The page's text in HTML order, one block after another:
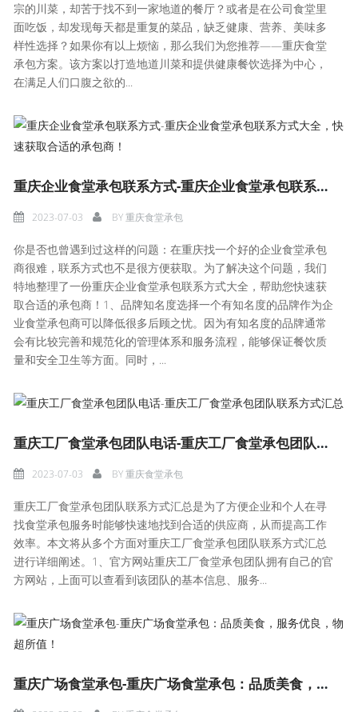
宗的川菜，却苦于找不到一家地道的餐厅？或者是在公司食堂里
面吃饭，却发现每天都是重复的菜品，缺乏健康、营养、美味多
样性选择？如果你有以上烦恼，那么我们为您推荐——重庆食堂
承包方案。该方案以打造地道川菜和提供健康餐饮选择为中心，
在满足人们口腹之欲的...
重庆企业食堂承包联系方式-重庆企业食堂承包联系方式大全，快速获取合适的承包商！
2023-07-03 BY重庆食堂承包
你是否也曾遇到过这样的问题：在重庆找一个好的企业食堂承包
商很难，联系方式也不是很方便获取。为了解决这个问题，我们
特地整理了一份重庆企业食堂承包联系方式大全，帮助您快速获
取合适的承包商！1、品牌知名度选择一个有知名度的品牌作为企
业食堂承包商可以降低很多后顾之忧。因为有知名度的品牌通常
会有比较完善和规范化的管理体系和服务流程，能够保证餐饮质
量和安全卫生等方面。同时，...
重庆工厂食堂承包团队电话-重庆工厂食堂承包团队联系方式汇总
2023-07-03 BY重庆食堂承包
重庆工厂食堂承包团队联系方式汇总是为了方便企业和个人在寻
找食堂承包服务时能够快速地找到合适的供应商，从而提高工作
效率。本文将从多个方面对重庆工厂食堂承包团队联系方式汇总
进行详细阐述。1、官方网站重庆工厂食堂承包团队拥有自己的官
方网站，上面可以查看到该团队的基本信息、服务...
重庆广场食堂承包-重庆广场食堂承包：品质美食，服务优良，物超所值！